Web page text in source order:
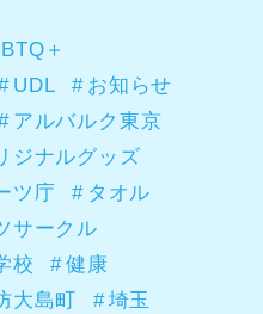
＋
UDL
お知らせ
アルバルク東京
ジナルグッズ
ツ庁
タオル
サークル
校
健康
大島町
埼玉